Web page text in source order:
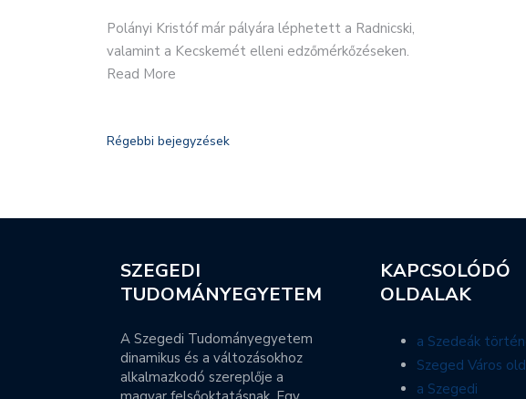
Polányi Kristóf már pályára léphetett a Radnicski,
valamint a Kecskemét elleni edzőmérkőzéseken.
Read More
Régebbi bejegyzések
SZEGEDI
TUDOMÁNYEGYETEM
A Szegedi Tudományegyetem
dinamikus és a változásokhoz
alkalmazkodó szereplője a
KAPCSOLÓDÓ
OLDALAK
a Szedeák
Szeged Város
a Szegedi